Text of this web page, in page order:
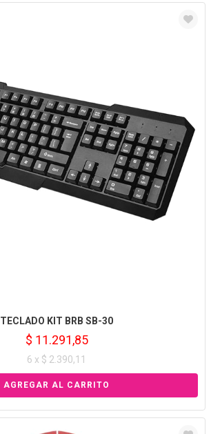
TECLADO KIT BRB SB-30
$ 11.291,85
6 x $ 2.390,11